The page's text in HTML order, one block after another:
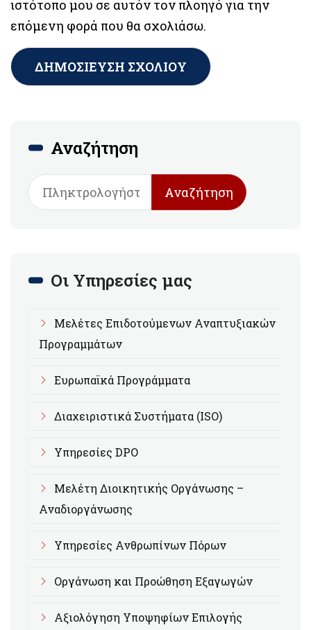
ιστότοπο μου σε αυτόν τον πλοηγό για την
επόμενη φορά που θα σχολιάσω.
Αναζήτηση
Αναζήτηση
Οι Υπηρεσίες μας
Μελέτες Επιδοτούμενων Αναπτυξιακών
Προγραμμάτων
Ευρωπαϊκά Προγράμματα
Διαχειριστικά Συστήματα (ISO)
Υπηρεσίες DPO
Μελέτη Διοικητικής Οργάνωσης –
Αναδιοργάνωσης
Υπηρεσίες Ανθρωπίνων Πόρων
Οργάνωση και Προώθηση Εξαγωγών
Αξιολόγηση Υποψηφίων Επιλογής